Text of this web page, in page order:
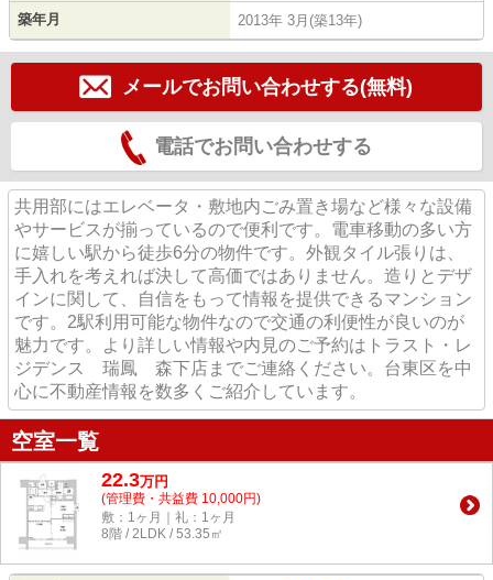
築年月 2013年 3月(築13年)
メールでお問い合わせする(無料)
電話でお問い合わせする
共用部にはエレベータ・敷地内ごみ置き場など様々な設備
やサービスが揃っているので便利です。電車移動の多い方
に嬉しい駅から徒歩6分の物件です。外観タイル張りは、
手入れを考えれば決して高価ではありません。造りとデザ
インに関して、自信をもって情報を提供できるマンション
です。2駅利用可能な物件なので交通の利便性が良いのが
魅力です。より詳しい情報や内見のご予約はトラスト・レ
ジデンス 瑞鳳 森下店までご連絡ください。台東区を中
心に不動産情報を数多くご紹介しています。
空室一覧
22.3万円
(管理費・共益費 10,000円)
敷：1ヶ月｜礼：1ヶ月
8階 / 2LDK / 53.35㎡